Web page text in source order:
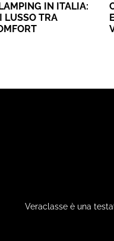
IN ITALIA:
LUSSO TRA
Veraclasse è una